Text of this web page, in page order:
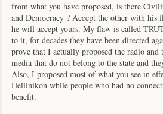
from what you have proposed, is there
and Democracy ? Accept the other with his
he will accept yours. My flaw is called
to it, for decades they have been directed
prove that I actually proposed the radio and
media that do not belong to the state and
Also, I proposed most of what you see in
Hellinikon while people who had no
benefit.